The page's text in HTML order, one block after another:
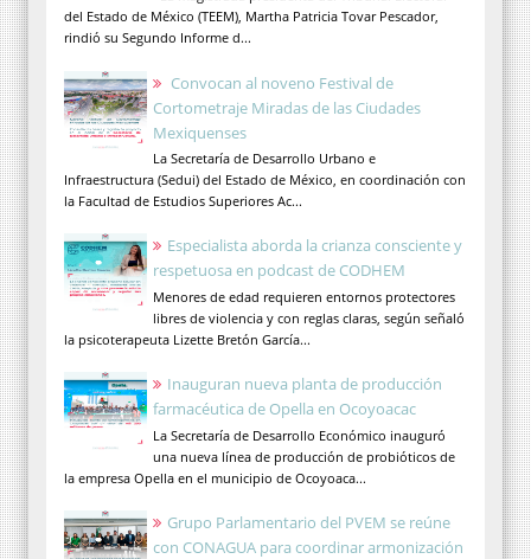
del Estado de México (TEEM), Martha Patricia Tovar Pescador,
rindió su Segundo Informe d...
Convocan al noveno Festival de
Cortometraje Miradas de las Ciudades
Mexiquenses
La Secretaría de Desarrollo Urbano e
Infraestructura (Sedui) del Estado de México, en coordinación con
la Facultad de Estudios Superiores Ac...
Especialista aborda la crianza consciente y
respetuosa en podcast de CODHEM
Menores de edad requieren entornos protectores
libres de violencia y con reglas claras, según señaló
la psicoterapeuta Lizette Bretón García...
Inauguran nueva planta de producción
farmacéutica de Opella en Ocoyoacac
La Secretaría de Desarrollo Económico inauguró
una nueva línea de producción de probióticos de
la empresa Opella en el municipio de Ocoyoaca...
Grupo Parlamentario del PVEM se reúne
con CONAGUA para coordinar armonización